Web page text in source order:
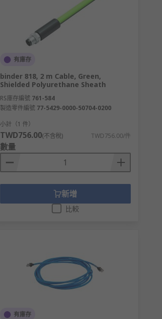
有庫存
binder 818, 2 m Cable, Green,
Shielded Polyurethane Sheath
RS庫存編號 761-584
製造零件編號 77-5429-0000-50704-0200
小計（1 件）
TWD756.00(不含稅) TWD756.00/件
數量
新增
比較
有庫存